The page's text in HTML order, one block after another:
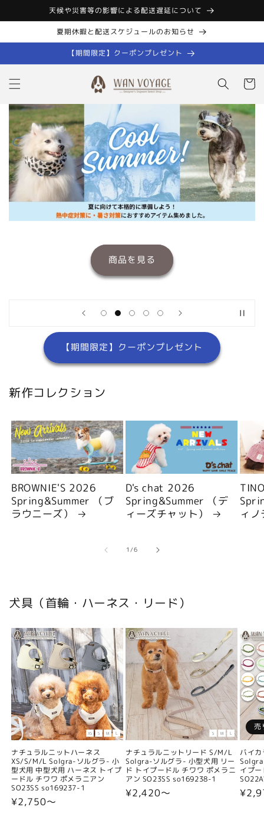
コンテン
ツに進む
天候や災害等の影響による配送遅延について
夏期休暇と配送スケジュールのお知らせ
【期間限定】クーポンプレゼント
ー
商品を見る
【期間限定】クーポンプレゼント
新作コレクション
BROWNIE'S 2026
Spring&Summer （ブ
ラウニーズ）
D's chat 2026
Spring&Summer （デ
ィーズチャット）
ィ
1/の
6
犬具（首輪・ハーネス・リード）
ナチュラルニットハーネス
XS/S/M/L Solgra-ソルグラ- 小
型犬用 中型犬用 ハーネス トイプ
ードル チワワ ポメラニアン
SO23SS so169237-1
通
¥2,750〜
ナチュラルニットリード S/M/L
Solgra-ソルグラ- 小型犬用 リー
ド トイプードル チワワ ポメラニ
アン SO23SS so169238-1
通
¥2,420〜
売
バイ
イプ
通